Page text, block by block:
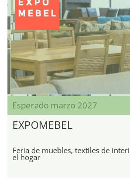
Esperado marzo 2027
EXPOMEBEL
Feria de muebles, textiles de
el hogar